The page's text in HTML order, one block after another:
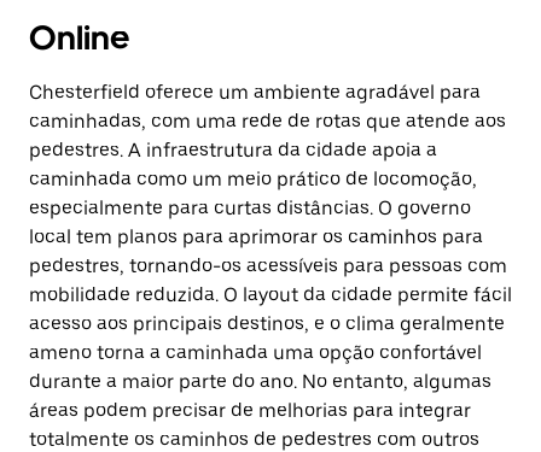
Online
Chesterfield oferece um ambiente agradável para
caminhadas, com uma rede de rotas que atende aos
pedestres. A infraestrutura da cidade apoia a
caminhada como um meio prático de locomoção,
especialmente para curtas distâncias. O governo
local tem planos para aprimorar os caminhos para
pedestres, tornando-os acessíveis para pessoas com
mobilidade reduzida. O layout da cidade permite fácil
acesso aos principais destinos, e o clima geralmente
ameno torna a caminhada uma opção confortável
durante a maior parte do ano. No entanto, algumas
áreas podem precisar de melhorias para integrar
totalmente os caminhos de pedestres com outros